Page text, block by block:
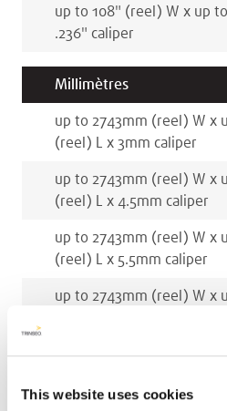
This website uses cookies
up to 108" (reel) W x up
.236" caliper
Millimètres
up to 2743mm (reel) W x
(reel) L x 3mm caliper
up to 2743mm (reel) W x
(reel) L x 4.5mm caliper
up to 2743mm (reel) W x
(reel) L x 5.5mm caliper
up to 2743mm (reel) W x